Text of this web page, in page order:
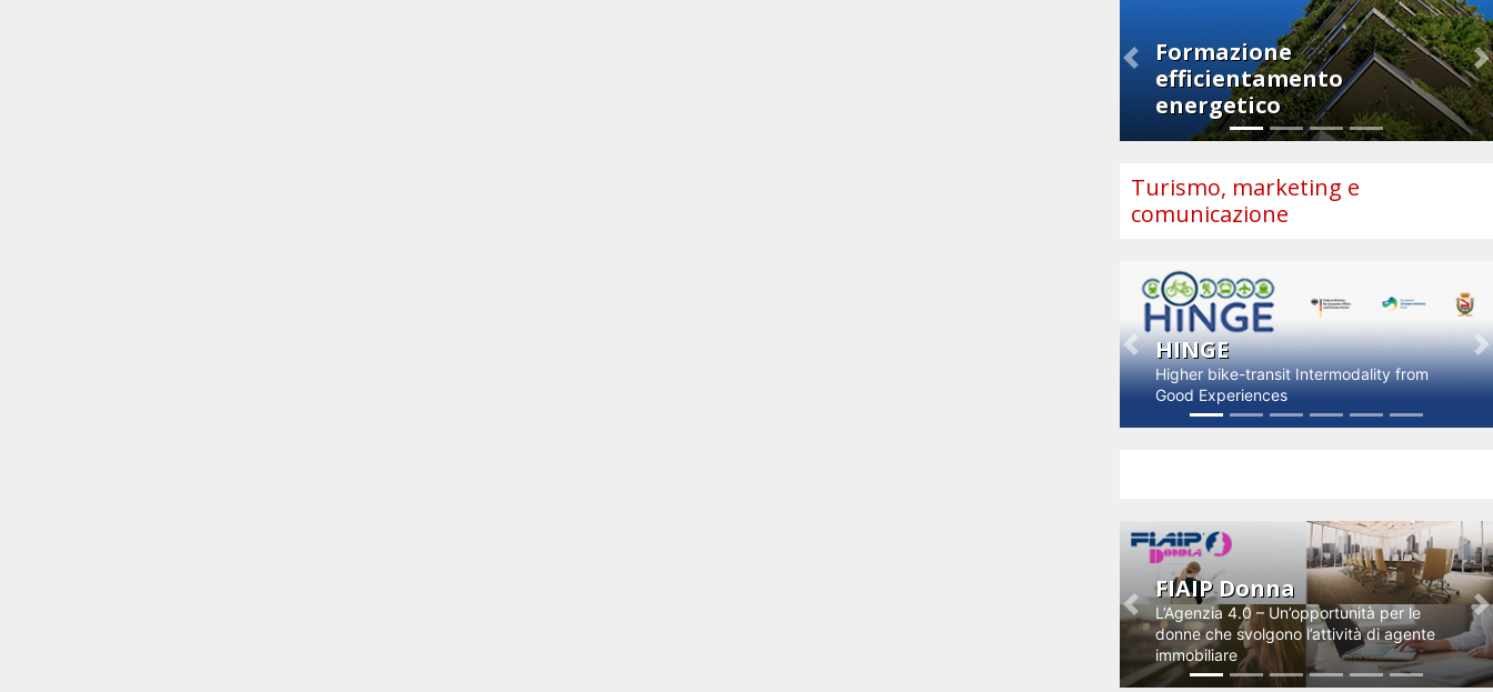
Formazione
efficientamento
energetico
Previous
Turismo, marketing e
comunicazione
HINGE
Higher bike-transit Intermodality from
Good Experiences
Previous
FIAIP Donna
L’Agenzia 4.0 – Un’opportunità per le
donne che svolgono l’attività di agente
immobiliare
Previous